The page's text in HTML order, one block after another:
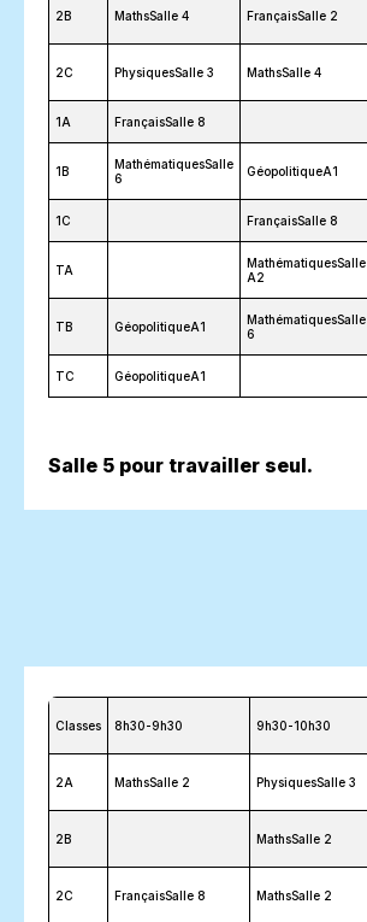
2B MathsSalle 4 FrançaisSalle 2
2C PhysiquesSalle 3 MathsSalle 4
1A FrançaisSalle 8
1B
MathématiquesSalle
6
GéopolitiqueA1
1C FrançaisSalle 8
TA
MathématiquesSalle
A2
TB GéopolitiqueA1
MathématiquesSalle
6
TC GéopolitiqueA1
Salle 5 pour travailler seul.
Classes 8h30-9h30 9h30-10h30
2A MathsSalle 2 PhysiquesSalle 3
2B MathsSalle 2
2C FrançaisSalle 8 MathsSalle 2